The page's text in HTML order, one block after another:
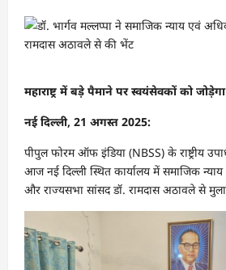
महाराष्ट्र में बड़े पैमाने पर स्वयंसेवकों को
नई दिल्ली, 21 अगस्त 2025:
पीपुल फोरम ऑफ इंडिया (NBSS) के राष्ट्रीय
आज नई दिल्ली स्थित कार्यालय में समाजिक न्याय
और राज्यसभा सांसद डॉ. रामदास अठावले से